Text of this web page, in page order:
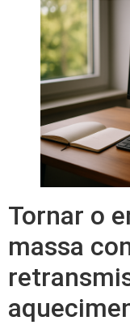
Tornar o
massa